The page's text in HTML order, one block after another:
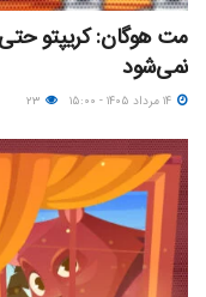
مت هوگان: کریپتو
نمی‌شود